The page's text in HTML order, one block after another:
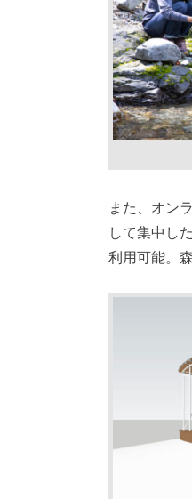
また、オン
して集中し
利用可能。